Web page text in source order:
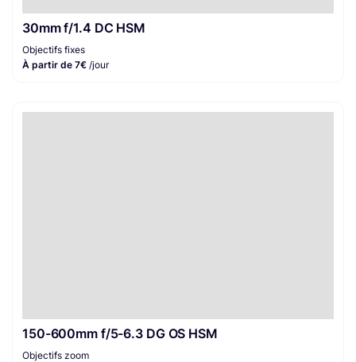
30mm f/1.4 DC HSM
Objectifs fixes
À partir de 7€ /jour
150-600mm f/5-6.3 DG OS HSM
Objectifs zoom